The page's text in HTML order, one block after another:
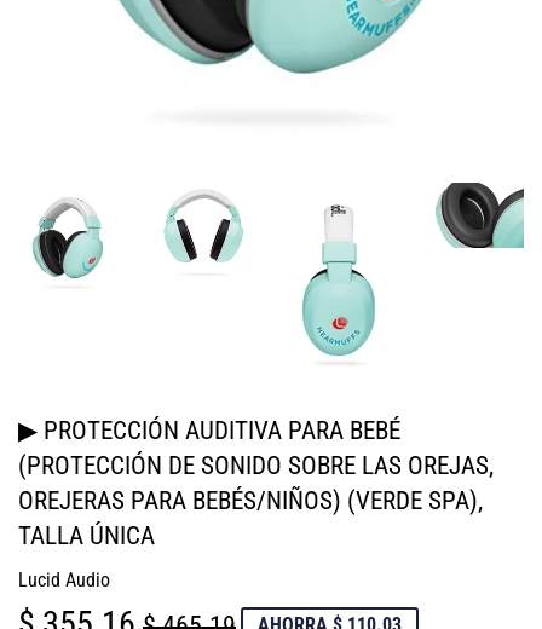
▶ PROTECCIÓN AUDITIVA PARA BEBÉ
(PROTECCIÓN DE SONIDO SOBRE LAS OREJAS,
OREJERAS PARA BEBÉS/NIÑOS) (VERDE SPA),
TALLA ÚNICA
Lucid Audio